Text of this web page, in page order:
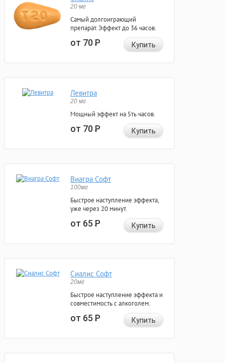
20 мг
Самый долгоиграющий
препарат. Эффект до 36 часов.
от 70Р Купить
Левитра
20 мг
Мощный эффект на 5ть часов.
от 70Р Купить
Виагра Софт
100мг
Быстрое наступление эффекта,
уже через 20 минут.
от 65Р Купить
Сиалис Софт
20мг
Быстрое наступление эффекта и
совместимость с алкоголем.
от 65Р Купить